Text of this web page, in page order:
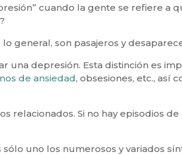
cuando la gente se refiere a
general, son pasajeros y
una depresión. Esta distinción es
de ansiedad, obsesiones, etc., así
relacionados. Si no hay episodios
uno los numerosos y variados